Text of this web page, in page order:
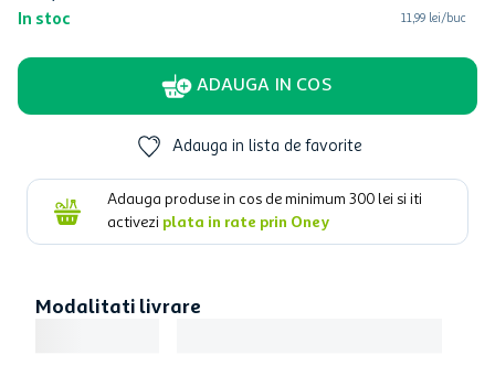
In stoc 11,99 lei/buc
ADAUGA IN COS
Adauga in lista de favorite
Adauga produse in cos de minimum 300 lei si iti
activezi plata in rate prin Oney
Modalitati livrare